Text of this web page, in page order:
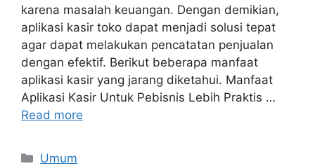
karena masalah keuangan. Dengan demikian,
aplikasi kasir toko dapat menjadi solusi tepat
agar dapat melakukan pencatatan penjualan
dengan efektif. Berikut beberapa manfaat
aplikasi kasir yang jarang diketahui. Manfaat
Aplikasi Kasir Untuk Pebisnis Lebih Praktis …
Read more
Categories
Umum